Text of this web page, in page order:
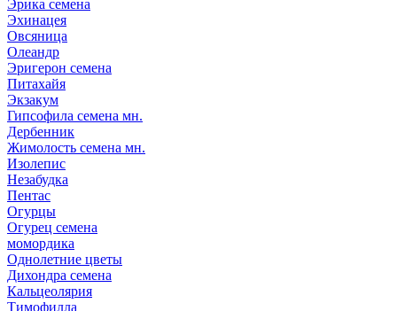
Эрика семена
Эхинацея
Овсяница
Олеандр
Эригерон семена
Питахайя
Экзакум
Гипсофила семена мн.
Дербенник
Жимолость семена мн.
Изолепис
Незабудка
Пентас
Огурцы
Огурец семена
момордика
Однолетние цветы
Дихондра семена
Кальцеолярия
Тимофилла